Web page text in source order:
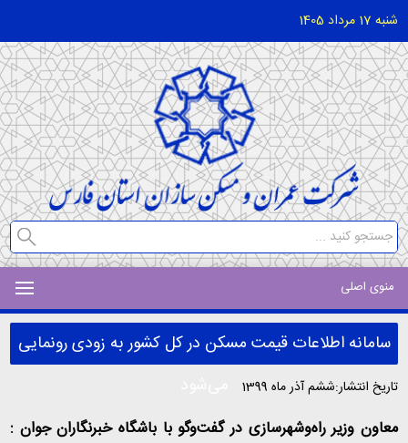
شنبه 17 مرداد 1405
منوی اصلی
سامانه اطلاعات قیمت مسکن در کل کشور به زودی رونمایی
تاریخ انتشار:ششم آذر ماه 1399
معاون وزیر راه‌وشهرسازی در گفت‌وگو با باشگاه خبرنگاران جوان :